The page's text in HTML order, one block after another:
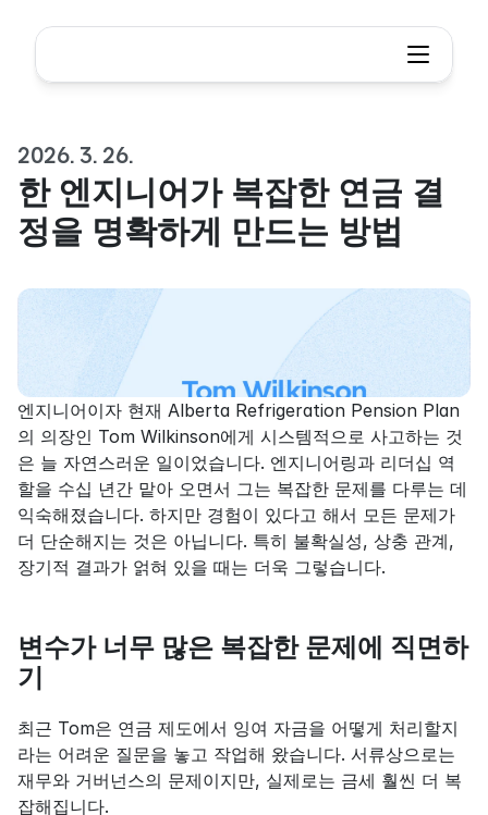
2026. 3. 26.
한 엔지니어가 복잡한 연금 결
정을 명확하게 만드는 방법
엔지니어이자 현재 Alberta Refrigeration Pension Plan
의 의장인 Tom Wilkinson에게 시스템적으로 사고하는 것
은 늘 자연스러운 일이었습니다. 엔지니어링과 리더십 역
할을 수십 년간 맡아 오면서 그는 복잡한 문제를 다루는 데
익숙해졌습니다. 하지만 경험이 있다고 해서 모든 문제가
더 단순해지는 것은 아닙니다. 특히 불확실성, 상충 관계,
장기적 결과가 얽혀 있을 때는 더욱 그렇습니다.
변수가 너무 많은 복잡한 문제에 직면하
기
최근 Tom은 연금 제도에서 잉여 자금을 어떻게 처리할지
라는 어려운 질문을 놓고 작업해 왔습니다. 서류상으로는
재무와 거버넌스의 문제이지만, 실제로는 금세 훨씬 더 복
잡해집니다.